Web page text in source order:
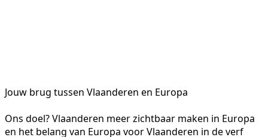
Jouw brug tussen Vlaanderen en Europa
Ons doel? Vlaanderen meer zichtbaar maken in Europa
en het belang van Europa voor Vlaanderen in de verf